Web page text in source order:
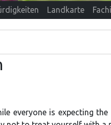
Landkarte
everyone is expecting